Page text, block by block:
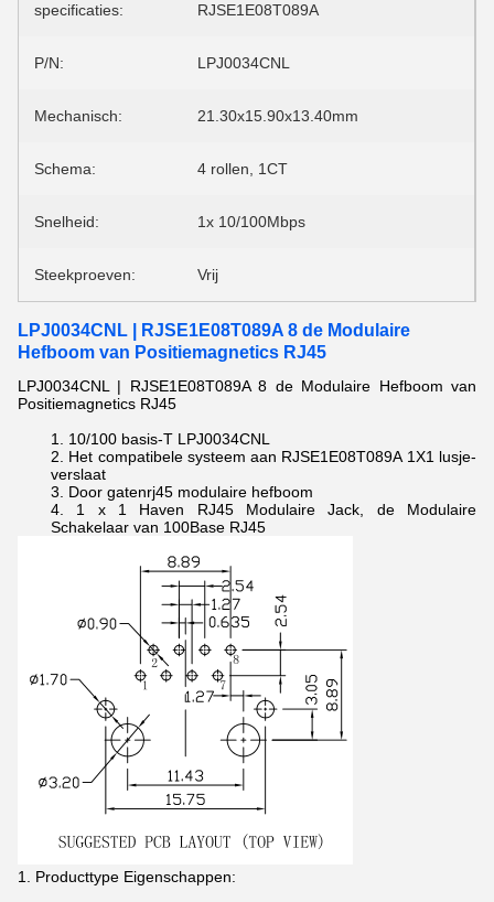
specificaties: RJSE1E08T089A
P/N: LPJ0034CNL
Mechanisch: 21.30x15.90x13.40mm
Schema: 4 rollen, 1CT
Snelheid: 1x 10/100Mbps
Steekproeven: Vrij
LPJ0034CNL | RJSE1E08T089A 8 de Modulaire
Hefboom van Positiemagnetics RJ45
LPJ0034CNL | RJSE1E08T089A 8 de Modulaire Hefboom van
Positiemagnetics RJ45
10/100 basis-T LPJ0034CNL
Het compatibele systeem aan RJSE1E08T089A 1X1 lusje-
verslaat
Door gatenrj45 modulaire hefboom
1 x 1 Haven RJ45 Modulaire Jack, de Modulaire
Schakelaar van 100Base RJ45
1. Producttype Eigenschappen: